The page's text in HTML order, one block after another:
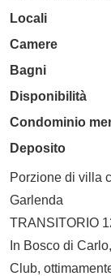
Locali
Camere
Bagni
Disponibilità
Condominio
Deposito
Porzione di villa
Garlenda
TRANSITORIO
In Bosco di
Club,